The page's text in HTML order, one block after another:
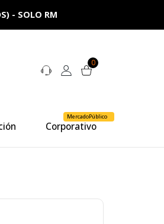
0
Corporativo
MercadoPúblico
- SOLO RM